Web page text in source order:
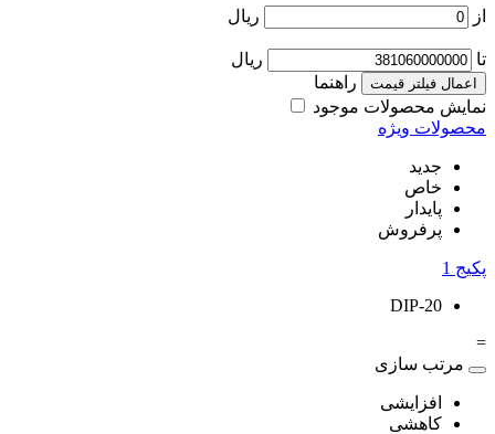
از ریال
تا ریال
اعمال فیلتر قیمت
راهنما
نمایش محصولات موجود
محصولات ویژه
جدید
خاص
پایدار
پرفروش
پکیج 1
DIP-20
=
مرتب سازی
افزایشی
کاهشی